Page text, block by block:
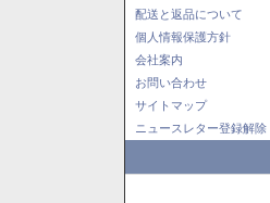
配送と返品について
個人情報保護方針
会社案内
お問い合わせ
サイトマップ
ニュースレター登録解除